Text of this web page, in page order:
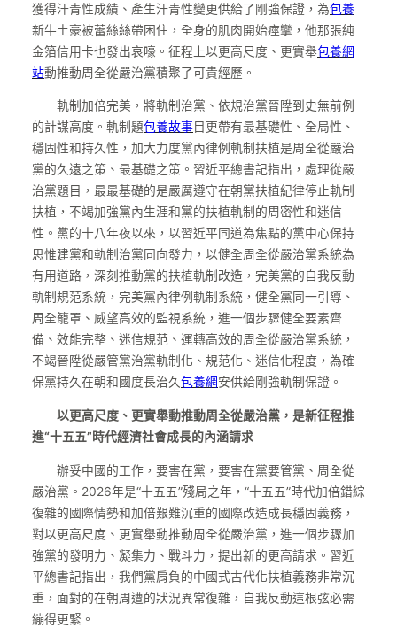
獲得汗青性成績、產生汗青性變更供給了剛強保證，為包養
新牛土豪被蕾絲絲帶困住，全身的肌肉開始痙攣，他那張純
金箔信用卡也發出哀嚎。征程上以更高尺度、更實舉包養網
站動推動周全從嚴治黨積聚了可貴經歷。
軌制加倍完美，將軌制治黨、依規治黨晉陞到史無前例
的計謀高度。軌制題包養故事目更帶有最基礎性、全局性、
穩固性和持久性，加大力度黨內律例軌制扶植是周全從嚴治
黨的久遠之策、最基礎之策。習近平總書記指出，處理從嚴
治黨題目，最最基礎的是嚴厲遵守在朝黨扶植紀律停止軌制
扶植，不竭加強黨內生涯和黨的扶植軌制的周密性和迷信
性。黨的十八年夜以來，以習近平同道為焦點的黨中心保持
思惟建黨和軌制治黨同向發力，以健全周全從嚴治黨系統為
有用道路，深刻推動黨的扶植軌制改造，完美黨的自我反動
軌制規范系統，完美黨內律例軌制系統，健全黨同一引導、
周全籠罩、威望高效的監視系統，進一個步驟健全要素齊
備、效能完整、迷信規范、運轉高效的周全從嚴治黨系統，
不竭晉陞從嚴管黨治黨軌制化、規范化、迷信化程度，為確
保黨持久在朝和國度長治久包養網安供給剛強軌制保證。
以更高尺度、更實舉動推動周全從嚴治黨，是新征程推
進“十五五”時代經濟社會成長的內涵請求
辦妥中國的工作，要害在黨，要害在黨要管黨、周全從
嚴治黨。2026年是“十五五”殘局之年，“十五五”時代加倍錯綜
復雜的國際情勢和加倍艱難沉重的國際改造成長穩固義務，
對以更高尺度、更實舉動推動周全從嚴治黨，進一個步驟加
強黨的發明力、凝集力、戰斗力，提出新的更高請求。習近
平總書記指出，我們黨肩負的中國式古代化扶植義務非常沉
重，面對的在朝周遭的狀況異常復雜，自我反動這根弦必需
繃得更緊。